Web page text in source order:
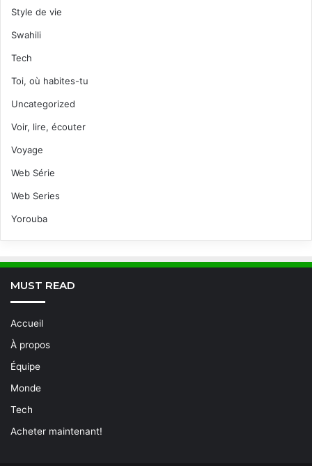
Style de vie
Swahili
Tech
Toi, où habites-tu
Uncategorized
Voir, lire, écouter
Voyage
Web Série
Web Series
Yorouba
MUST READ
Accueil
À propos
Équipe
Monde
Tech
Acheter maintenant!